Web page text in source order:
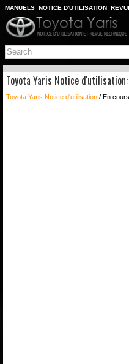
MANUELS NOTICE D'UTILISATION
PLAN DU SITE
CHERCHER
Toyota Yaris Notice
Toyota Yaris Notice d'utilisation / En